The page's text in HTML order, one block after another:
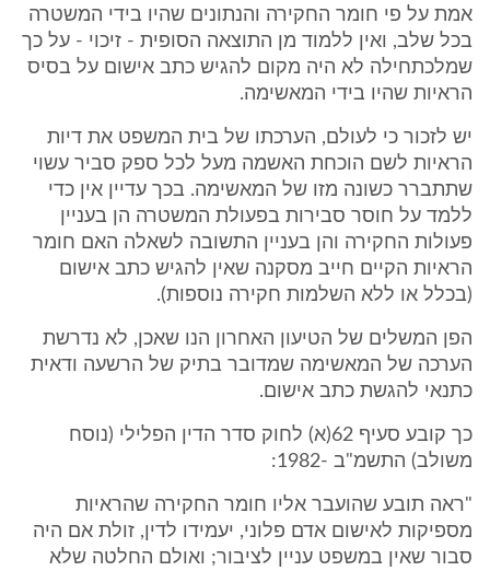
אמת על פי חומר החקירה והנתונים שהיו בידי המשטרה
בכל שלב, ואין ללמוד מן התוצאה הסופית - זיכוי - על כך
שמלכתחילה לא היה מקום להגיש כתב אישום על בסיס
הראיות שהיו בידי המאשימה.
יש לזכור כי לעולם, הערכתו של בית המשפט את דיות
הראיות לשם הוכחת האשמה מעל לכל ספק סביר עשוי
שתתברר כשונה מזו של המאשימה. בכך עדיין אין כדי
ללמד על חוסר סבירות בפעולת המשטרה הן בעניין
פעולות החקירה והן בעניין התשובה לשאלה האם חומר
הראיות הקיים חייב מסקנה שאין להגיש כתב אישום
(בכלל או ללא השלמות חקירה נוספות).
הפן המשלים של הטיעון האחרון הנו שאכן, לא נדרשת
הערכה של המאשימה שמדובר בתיק של הרשעה ודאית
כתנאי להגשת כתב אישום.
כך קובע סעיף 62(א) לחוק סדר הדין הפלילי (נוסח
משולב) התשמ"ב -1982:
"ראה תובע שהועבר אליו חומר החקירה שהראיות
מספיקות לאישום אדם פלוני, יעמידו לדין, זולת אם היה
סבור שאין במשפט עניין לציבור; ואולם החלטה שלא